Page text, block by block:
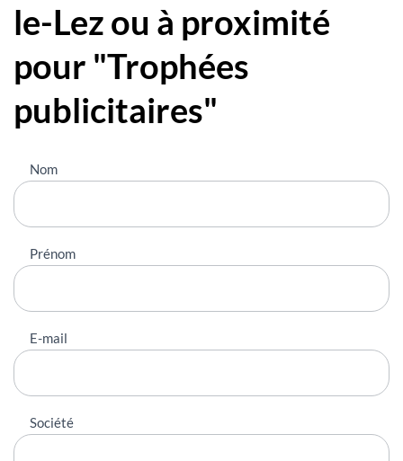
le-Lez ou à proximité
pour "Trophées
publicitaires"
Nous
contacter
Nom
Prénom
E-mail
Société